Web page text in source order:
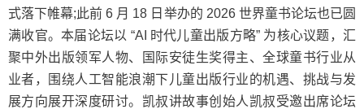
式落下帷幕;此前 6 月 18 日举办的 2026 世界童书论坛也已圆
满收官。本届论坛以 “AI 时代儿童出版方略” 为核心议题，汇
聚中外出版领军人物、国际安徒生奖得主、全球童书行业从
业者，围绕人工智能浪潮下儿童出版行业的机遇、挑战与发
展方向展开深度研讨。凯叔讲故事创始人凯叔受邀出席论坛